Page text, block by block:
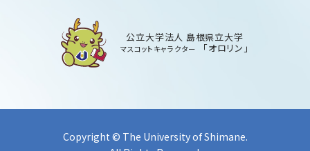
公立大学法人 島根県立大学
マスコットキャラクター 「オロリン」
Copyright © The University of Shimane.